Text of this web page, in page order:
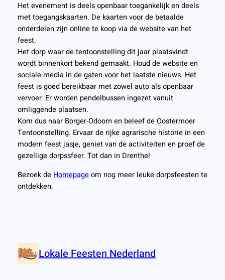
Het evenement is deels openbaar toegankelijk en deels
met toegangskaarten. De kaarten voor de betaalde
onderdelen zijn online te koop via de website van het
feest.
Het dorp waar de tentoonstelling dit jaar plaatsvindt
wordt binnenkort bekend gemaakt. Houd de website en
sociale media in de gaten voor het laatste nieuws. Het
feest is goed bereikbaar met zowel auto als openbaar
vervoer. Er worden pendelbussen ingezet vanuit
omliggende plaatsen.
Kom dus naar Borger-Odoorn en beleef de Oostermoer
Tentoonstelling. Ervaar de rijke agrarische historie in een
modern feest jasje, geniet van de activiteiten en proef de
gezellige dorpssfeer. Tot dan in Drenthe!
Bezoek de Homepageom nog meer leuke dorpsfeesten te
ontdekken.
Lokale Feesten Nederland